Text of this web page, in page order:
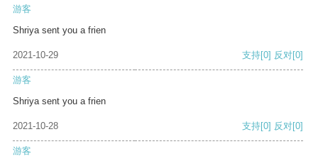
游客
Shriya sent you a frien
2021-10-29 支持[0] 反对[0]
游客
Shriya sent you a frien
2021-10-28 支持[0] 反对[0]
游客